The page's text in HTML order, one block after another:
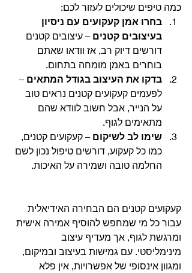
כמה טיפים שיכולים לעזור לכם:
בחרו אמן קעקועים עם ניסיון
בעיצובים קטנים – עיצובים קטנים
דורשים דיוק רב, אז וודאו שאתם
בוחרים באמן מומחה בתחום.
בדקו את העיצוב בגודל המתאים –
לפעמים קעקועים קטנים נראים טוב
על הנייר, אבל חשוב לוודא שהם
מתאימים לגוף.
שימו לב לשיקום – קעקועים קטנים,
כמו כל קעקוע, דורשים טיפול נכון לשם
החלמה טובה ושמירה על האיכות.
קעקועים קטנים הם הבחירה האידיאלית
עבור כל מי שמחפש להוסיף אמירה אישית
ומרגשת לגוף, אך מעדיף עיצוב
מינימליסטי. עם גמישות בעיצוב ובמיקום,
ומגוון אינסופי של אפשרויות, אין פלא